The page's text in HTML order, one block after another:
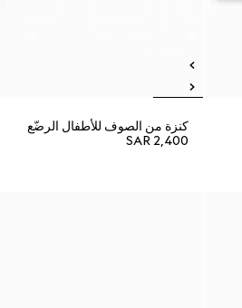
كنزة من الصوف للأطفال الرضّع
SAR 2,400